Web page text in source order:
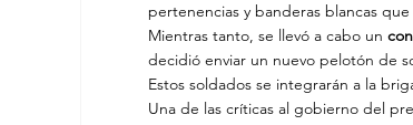
pertenencias y banderas blancas
Mientras tanto, se llevó a cabo un
decidió enviar un nuevo pelotón de
Estos soldados se integrarán a la
Una de las críticas al gobierno del